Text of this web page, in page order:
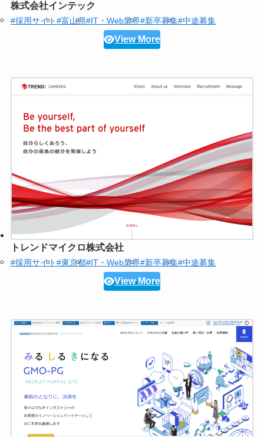
株式会社インテック
#採用サイト#富山県#IT・Web業界#新卒募集#中途募集
View More
トレンドマイクロ株式会社
#採用サイト#東京都#IT・Web業界#新卒募集#中途募集
View More